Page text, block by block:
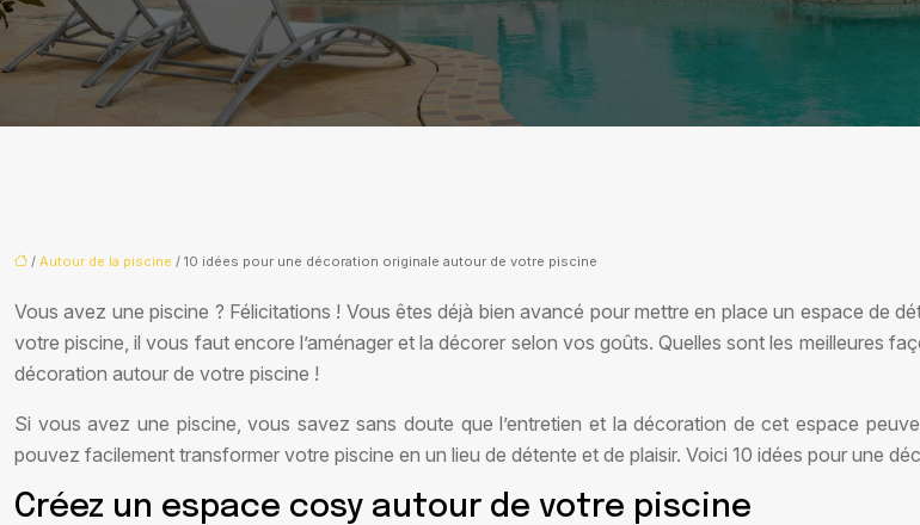
/ Autour de la piscine / 10 idées pour une décoration originale autour de votre piscine
Vous avez une piscine ? Félicitations ! Vous êtes déjà bien avancé pour mettre en place un espace de
votre piscine, il vous faut encore l’aménager et la décorer selon vos goûts. Quelles sont les meilleures
décoration autour de votre piscine !
Si vous avez une piscine, vous savez sans doute que l’entretien et la décoration de cet espace
pouvez facilement transformer votre piscine en un lieu de détente et de plaisir. Voici 10 idées pour une
Créez un espace cosy autour de votre piscine